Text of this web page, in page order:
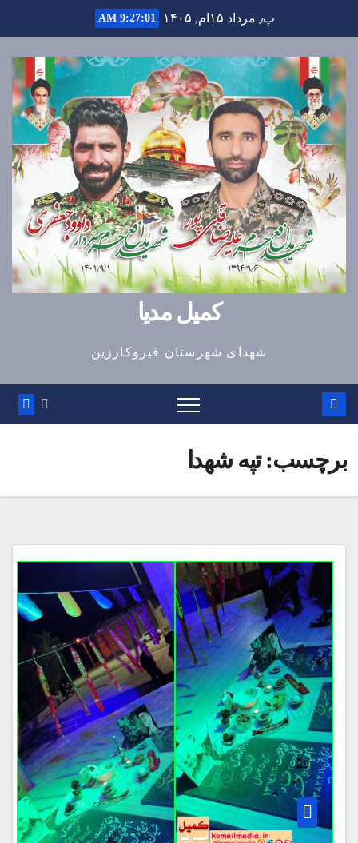
to
content
پ٫ مرداد ۱۵ام, ۱۴۰۵ 9:27:02 AM
کمیل مدیا
شهدای شهرستان قیروکارزین
برچسب:تپه شهدا